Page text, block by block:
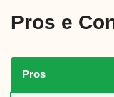
Pros e
Pros